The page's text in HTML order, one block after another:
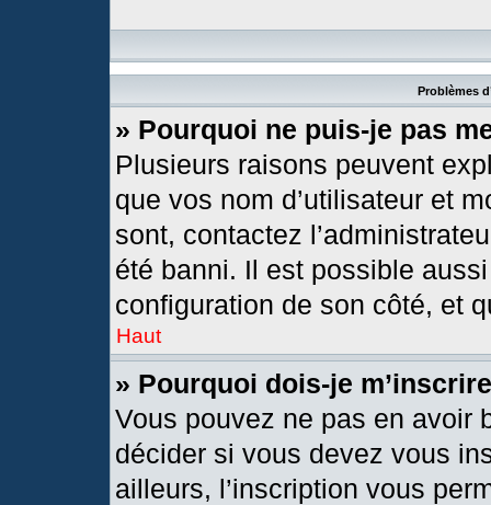
Problèmes
» Pourquoi ne puis-je pas
Plusieurs raisons peuvent
que vos nom d’utilisateur et
sont, contactez
été banni. Il est possible
configuration de son côté, et
Haut
» Pourquoi dois-je
Vous pouvez ne pas en avoir
décider si vous devez vous
ailleurs, l’inscription vous